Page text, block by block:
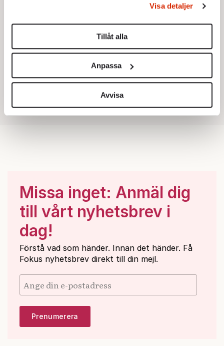
Du kan ändra eller dra tillbaka ditt samtycke när som
helst från cookie-förklaringen.
Vi använder enhetsidentifierare för att anpassa innehållet
för sociala medier och analysera vår trafik. Vi
vidarebefordrar även sådana identifierare och annan
information från din enhet till de sociala medier och
annons- och analysföretag som vi samarbetar med.
Dessa kan i sin tur kombinera informationen med annan
Visa detaljer
Tillåt alla
Anpassa
Avvisa
Missa inget: Anmäl dig
till vårt nyhetsbrev i
dag!
Förstå vad som händer. Innan det händer. Få
Fokus nyhetsbrev direkt till din mejl.